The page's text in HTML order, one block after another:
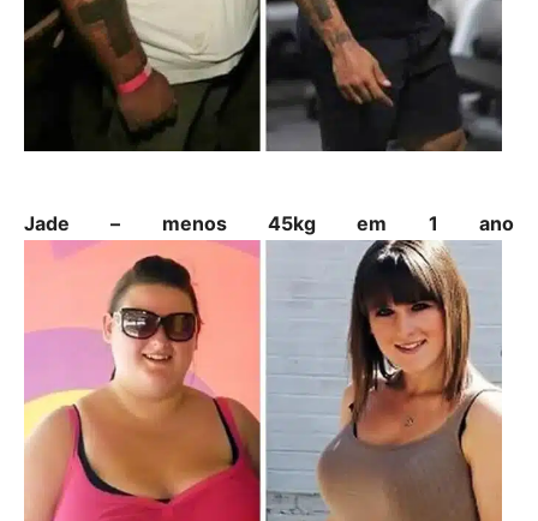
Jade – menos 45kg em 1 ano